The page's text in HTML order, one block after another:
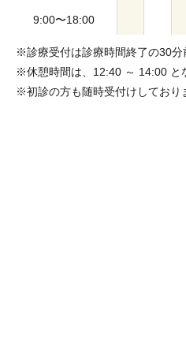
9:00〜18:00
※診療受付は診療時間終了の30分
※休憩時間は、12:40 ～ 14:00 と
※初診の方も随時受付けしており